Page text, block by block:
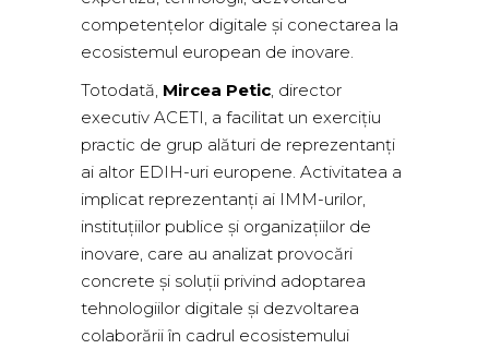
competențelor digitale și conectarea la
ecosistemul european de inovare.
Totodată, Mircea Petic , director
executiv ACETI, a facilitat un exercițiu
practic de grup alături de reprezentanți
ai altor EDIH-uri europene. Activitatea a
implicat reprezentanți ai IMM-urilor,
instituțiilor publice și organizațiilor de
inovare, care au analizat provocări
concrete și soluții privind adoptarea
tehnologiilor digitale și dezvoltarea
colaborării în cadrul ecosistemului